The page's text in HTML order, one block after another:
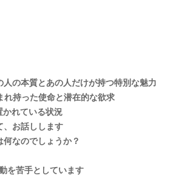
の本質とあの人だけが持つ特別な魅力
持った使命と潜在的な欲求
れている状況
、お話しします
何なのでしょうか？
を苦手としています